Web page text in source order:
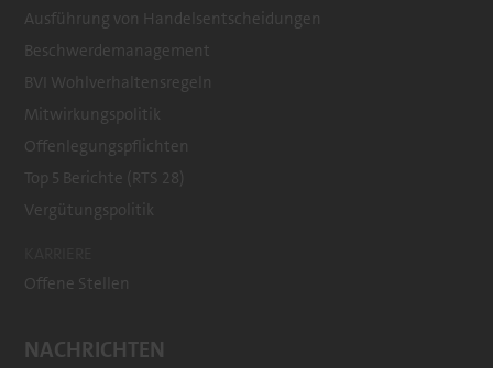
Ausführung von Handelsentscheidungen
Beschwerdemanagement
BVI Wohlverhaltensregeln
Mitwirkungspolitik
Offenlegungspflichten
Top 5 Berichte (RTS 28)
Vergütungspolitik
Offene Stellen
NACHRICHTEN